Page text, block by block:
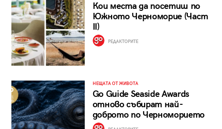
Кои места да посетиш по
Южното Черноморие (Част
II)
РЕДАКТОРИТЕ
НЕЩАТА ОТ ЖИВОТА
Go Guide Seaside Awards
отново събират най-
доброто по Черноморието